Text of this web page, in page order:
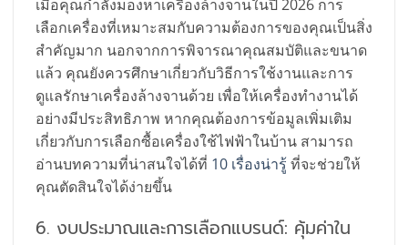
เมื่อคุณกำลังมองหาเครื่องล้างจานในปี 2026 การ
เลือกเครื่องที่เหมาะสมกับความต้องการของคุณเป็นสิ่ง
สำคัญมาก นอกจากการพิจารณาคุณสมบัติและขนาด
แล้ว คุณยังควรศึกษาเกี่ยวกับวิธีการใช้งานและการ
ดูแลรักษาเครื่องล้างจานด้วย เพื่อให้เครื่องทำงานได้
อย่างมีประสิทธิภาพ หากคุณต้องการข้อมูลเพิ่มเติม
เกี่ยวกับการเลือกซื้อเครื่องใช้ไฟฟ้าในบ้าน สามารถ
อ่านบทความที่น่าสนใจได้ที่ 10 เรื่องน่ารู้ที่จะช่วยให้
คุณตัดสินใจได้ง่ายขึ้น
6. งบประมาณและการเลือกแบรนด์: คุ้มค่าใน